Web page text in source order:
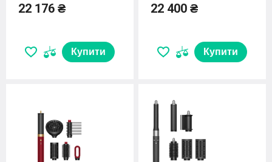
Straight+Wavy -
22 176 ₴
Купити
Straight to Wavy
(257389-01) EU
22 400 ₴
Купити